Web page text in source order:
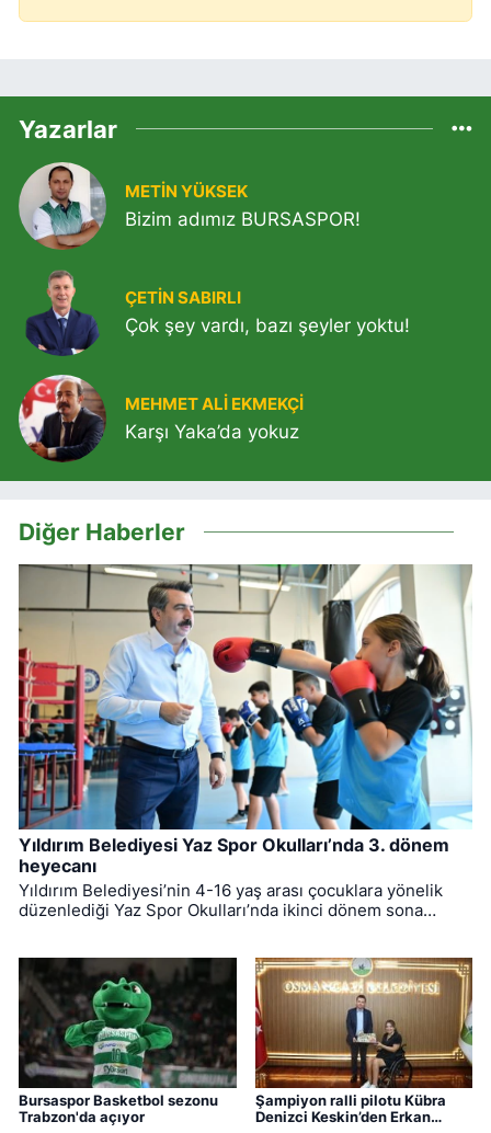
Yazarlar
METIN YÜKSEK
Bizim adımız BURSASPOR!
ÇETIN SABIRLI
Çok şey vardı, bazı şeyler yoktu!
MEHMET ALI EKMEKÇI
Karşı Yaka’da yokuz
Diğer Haberler
Yıldırım Belediyesi Yaz Spor Okulları’nda 3. dönem
heyecanı
Yıldırım Belediyesi’nin 4-16 yaş arası çocuklara yönelik
düzenlediği Yaz Spor Okulları’nda ikinci dönem sona
Bursaspor Basketbol sezonu
Trabzon'da açıyor
Şampiyon ralli pilotu Kübra
Denizci Keskin’den Erkan